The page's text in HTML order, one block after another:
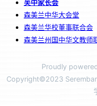
芙中家长会
森美兰中华大会堂
森美兰华校董事联合会
森美兰州国中华文教师
Proudly
Copyright©2023